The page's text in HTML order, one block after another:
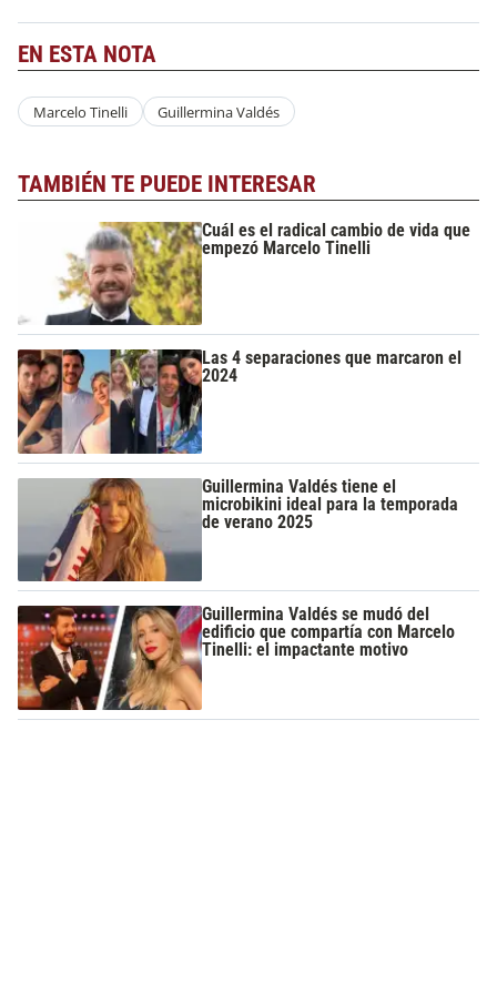
EN ESTA NOTA
Marcelo Tinelli Guillermina Valdés
TAMBIÉN TE PUEDE INTERESAR
Cuál es el radical cambio de vida que
empezó Marcelo Tinelli
Las 4 separaciones que marcaron el
2024
Guillermina Valdés tiene el
microbikini ideal para la temporada
de verano 2025
Guillermina Valdés se mudó del
edificio que compartía con Marcelo
Tinelli: el impactante motivo